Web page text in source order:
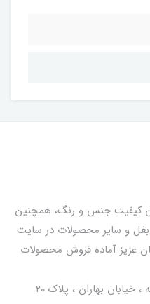
کیفیت جنس و رنگ، همچنین
و سایر محصولات در سایت
عزیز آماده فروش محصولات
آدرس: تهران ، شاهد شهر ، شهرک لاله ، خیابان بهاران ، پلاک ۲۰